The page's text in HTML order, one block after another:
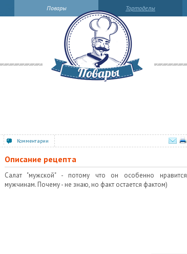
Тортоделы
Повары
Комментарии
Описание рецепта
Салат "мужской" - потому что он особенно нравится
мужчинам. Почему - не знаю, но факт остается фактом)